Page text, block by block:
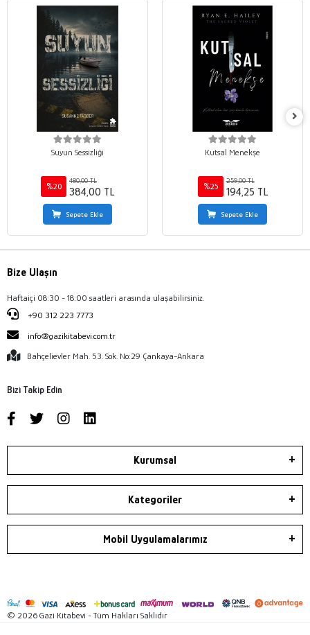
Suyun Sessizliği
%20
480,00 TL
384,00 TL
Sepete Ekle
Kutsal Menekşe
%25
259,00 TL
194,25 TL
Sepete Ekle
Bize Ulaşın
Haftaiçi 08:30 - 18:00 saatleri arasında ulaşabilirsiniz.
+90 312 223 7773
info@gazikitabevi.com.tr
Bahçelievler Mah. 53. Sok. No:29 Çankaya-Ankara
Bizi Takip Edin
Kurumsal
Kategoriler
Mobil Uygulamalarımız
© 2026 Gazi Kitabevi - Tüm Hakları Saklıdır